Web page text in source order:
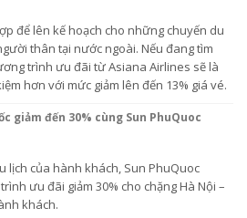
để lên kế hoạch cho những chuyến du
thân tại nước ngoài. Nếu đang tìm
trình ưu đãi từ Asiana Airlines sẽ là
hơn với mức giảm lên đến 13% giá vé.
giảm đến 30% cùng Sun PhuQuoc
lịch của hành khách, Sun PhuQuoc
ưu đãi giảm 30% cho chặng Hà Nội –
khách.